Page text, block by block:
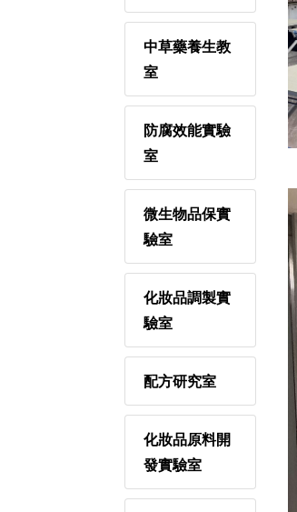
中草藥養生教
室
防腐效能實驗
室
微生物品保實
驗室
化妝品調製實
驗室
配方研究室
化妝品原料開
發實驗室